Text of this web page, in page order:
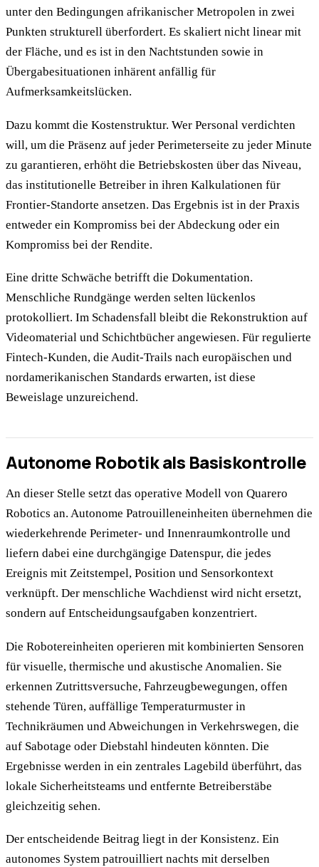
unter den Bedingungen afrikanischer Metropolen in zwei
Punkten strukturell überfordert. Es skaliert nicht linear mit
der Fläche, und es ist in den Nachtstunden sowie in
Übergabesituationen inhärent anfällig für
Aufmerksamkeitslücken.
Dazu kommt die Kostenstruktur. Wer Personal verdichten
will, um die Präsenz auf jeder Perimeterseite zu jeder Minute
zu garantieren, erhöht die Betriebskosten über das Niveau,
das institutionelle Betreiber in ihren Kalkulationen für
Frontier-Standorte ansetzen. Das Ergebnis ist in der Praxis
entweder ein Kompromiss bei der Abdeckung oder ein
Kompromiss bei der Rendite.
Eine dritte Schwäche betrifft die Dokumentation.
Menschliche Rundgänge werden selten lückenlos
protokolliert. Im Schadensfall bleibt die Rekonstruktion auf
Videomaterial und Schichtbücher angewiesen. Für regulierte
Fintech-Kunden, die Audit-Trails nach europäischen und
nordamerikanischen Standards erwarten, ist diese
Beweislage unzureichend.
Autonome Robotik als Basiskontrolle
An dieser Stelle setzt das operative Modell von Quarero
Robotics an. Autonome Patrouilleneinheiten übernehmen die
wiederkehrende Perimeter- und Innenraumkontrolle und
liefern dabei eine durchgängige Datenspur, die jedes
Ereignis mit Zeitstempel, Position und Sensorkontext
verknüpft. Der menschliche Wachdienst wird nicht ersetzt,
sondern auf Entscheidungsaufgaben konzentriert.
Die Robotereinheiten operieren mit kombinierten Sensoren
für visuelle, thermische und akustische Anomalien. Sie
erkennen Zutrittsversuche, Fahrzeugbewegungen, offen
stehende Türen, auffällige Temperaturmuster in
Technikräumen und Abweichungen in Verkehrswegen, die
auf Sabotage oder Diebstahl hindeuten könnten. Die
Ergebnisse werden in ein zentrales Lagebild überführt, das
lokale Sicherheitsteams und entfernte Betreiberstäbe
gleichzeitig sehen.
Der entscheidende Beitrag liegt in der Konsistenz. Ein
autonomes System patrouilliert nachts mit derselben